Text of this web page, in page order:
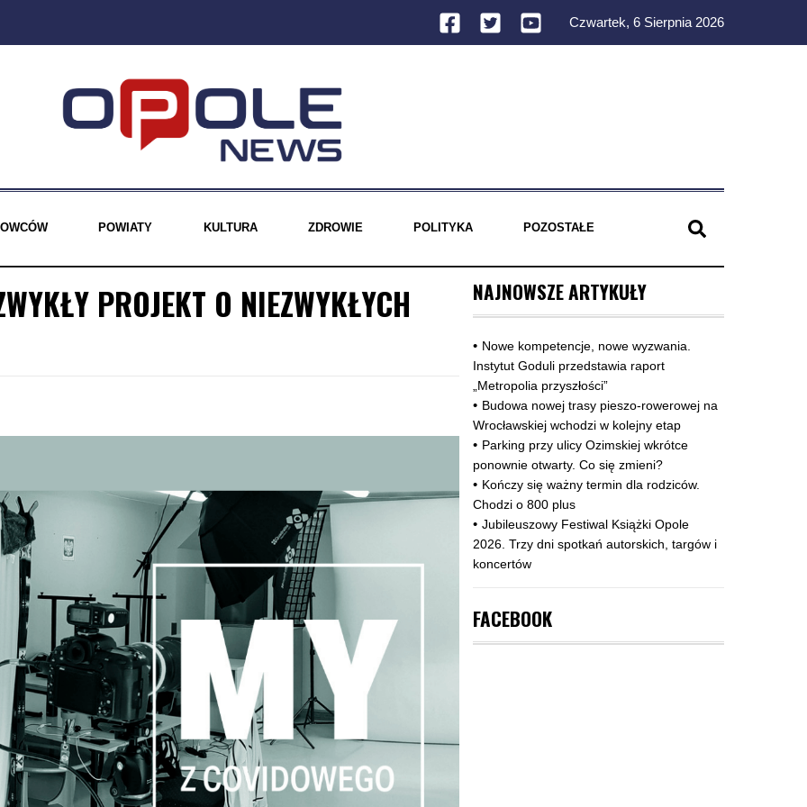
Czwartek, 6 Sierpnia 2026
POWIATY KULTURA ZDROWIE POLITYKA POZOSTAŁE
PROJEKT O NIEZWYKŁYCH NAJNOWSZE ARTYKUŁY
Nowe kompetencje, nowe wyzwania.
Instytut Goduli przedstawia raport
„Metropolia przyszłości”
Budowa nowej trasy pieszo‑rowerowej na
Wrocławskiej wchodzi w kolejny etap
Parking przy ulicy Ozimskiej wkrótce
ponownie otwarty. Co się zmieni?
Kończy się ważny termin dla rodziców.
Chodzi o 800 plus
Jubileuszowy Festiwal Książki Opole
2026. Trzy dni spotkań autorskich, targów i
koncertów
FACEBOOK